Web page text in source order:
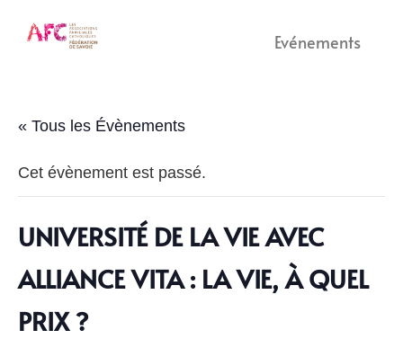
Evénements
« Tous les Évènements
Cet évènement est passé.
UNIVERSITÉ DE LA VIE AVEC
ALLIANCE VITA : LA VIE, À QUEL
PRIX ?